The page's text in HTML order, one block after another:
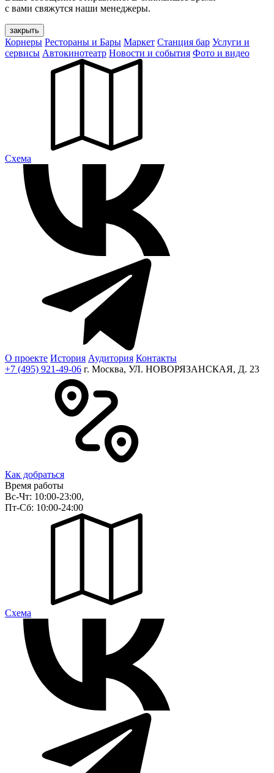
с вами свяжутся наши менеджеры.
закрыть
Корнеры Рестораны и Бары Маркет Станция бар Услуги и
сервисы Автокинотеатр Новости и события Фото и видео
Cхема
О проекте История Аудитория Контакты
+7 (495) 921-49-06 г. Москва, УЛ. НОВОРЯЗАНСКАЯ, Д. 23
Как добраться
Время работы
Вс-Чт: 10:00-23:00,
Пт-Сб: 10:00-24:00
Cхема